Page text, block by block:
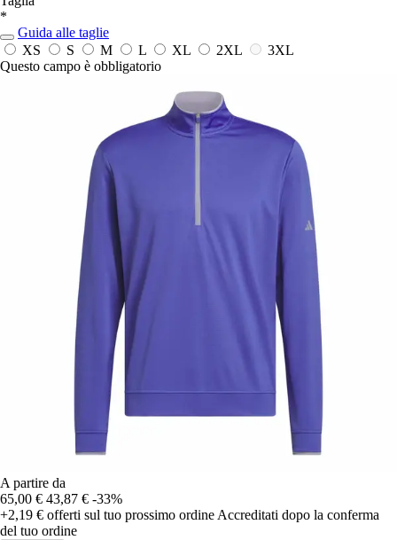
*
Guida alle taglie
XS
S M L XL 2XL
3XL
Questo campo è obbligatorio
A partire da
65,00 € 43,87 € -33%
+2,19 € offerti sul tuo prossimo ordine Accreditati dopo la conferma
del tuo ordine